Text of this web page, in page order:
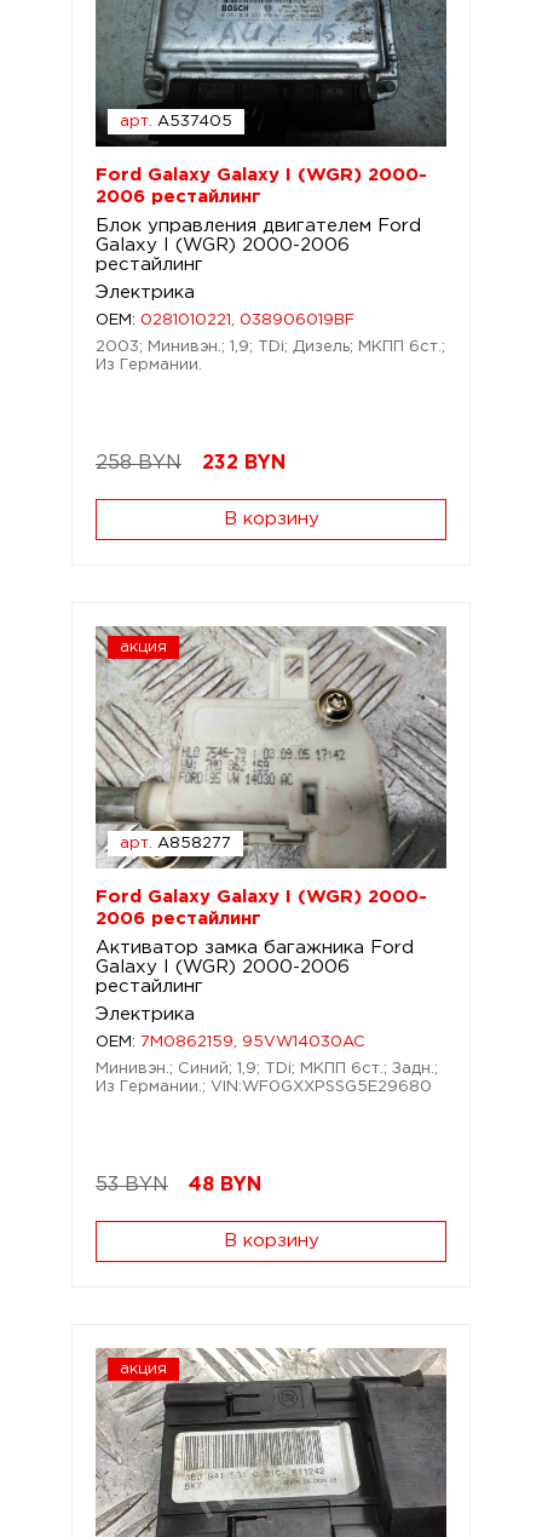
арт. A537405
Ford Galaxy Galaxy I (WGR) 2000-
2006 рестайлинг
Блок управления двигателем Ford
Galaxy I (WGR) 2000-2006
рестайлинг
Электрика
OEM: 0281010221, 038906019BF
2003; Минивэн.; 1,9; TDi; Дизель; МКПП 6ст.;
Из Германии.
258 BYN 232 BYN
В корзину
акция
арт. A858277
Ford Galaxy Galaxy I (WGR) 2000-
2006 рестайлинг
Активатор замка багажника Ford
Galaxy I (WGR) 2000-2006
рестайлинг
Электрика
OEM:
7M0862159, 95VW14030AC
Минивэн.; Синий; 1,9; TDi; МКПП 6ст.; Задн.;
Из Германии.; VIN:WF0GXXPSSG5E29680
53 BYN 48 BYN
В корзину
акция